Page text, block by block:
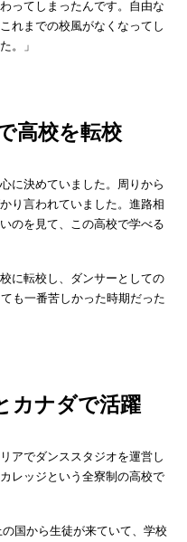
ってしまったんです。自由な
れまでの校風がなくなってし
。」
高校を転校
に決めていました。周りから
り言われていました。進路相
のを見て、この高校で学べる
に転校し、ダンサーとしての
も一番苦しかった時期だった
カナダで活躍
アでダンススタジオを運営し
レッジという全寮制の高校で
国から生徒が来ていて、学校